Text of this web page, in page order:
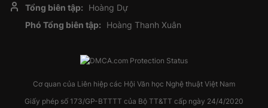
Tổng biên tập:
Hoàng Dự
Phó Tổng biên tập:
Hoàng Thanh Xuân
Cơ quan của Liên hiệp các Hội Văn học Nghệ thuật Việt Nam
Giấy phép số 173/GP-BTTTT của Bộ TT&TT cấp ngày 24/4/2020